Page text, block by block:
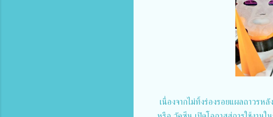
เนื่องจากไม่ทิ้งร่องรอยแผลถาวรห